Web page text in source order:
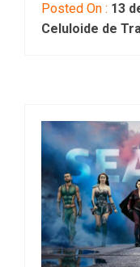
Posted On : 13
Celuloide de